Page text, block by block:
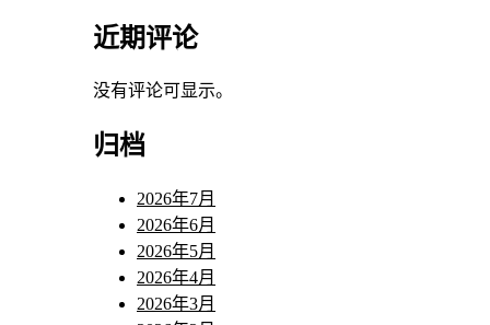
近期评论
没有评论可显示。
归档
2026年7月
2026年6月
2026年5月
2026年4月
2026年3月